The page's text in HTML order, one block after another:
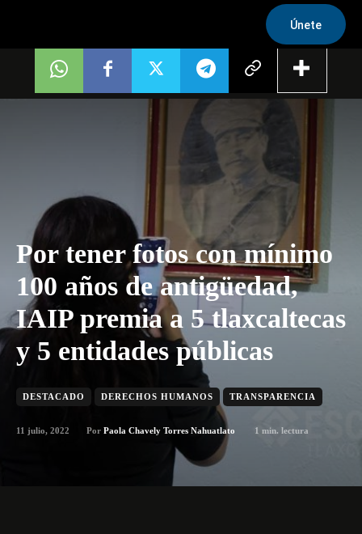
Únete
Por tener fotos con mínimo
100 años de antigüedad,
IAIP premia a 5 tlaxcaltecas
y 5 entidades públicas
DESTACADO DERECHOS HUMANOS TRANSPARENCIA
11 julio, 2022 Por Paola Chavely Torres Nahuatlato 1 min. lectura